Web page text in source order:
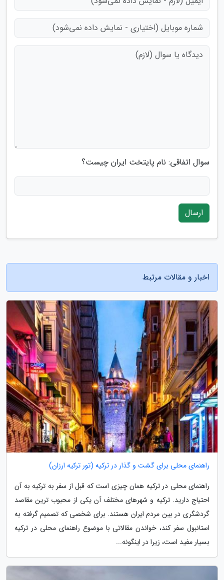
سوال اتفاقی: نام پایتخت ایران چیست؟
ارسال
اخبار و مقالات مرتبط
راهنمای محلی برای گشت و گذار در ترکیه (تور ترکیه ارزان)
راهنمای محلی در ترکیه همان چیزی است که قبل از سفر به ترکیه به آن
احتیاج دارید. ترکیه و شهرهای مختلف آن یکی از محبوب ترین مقاصد
گردشگری در بین مردم ایران هستند. برای شخصی که تصمیم گرفته به
استانبول سفر کند، خواندن مقالاتی با موضوع راهنمای محلی در ترکیه
بسیار مفید است، زیرا در اینگونه...